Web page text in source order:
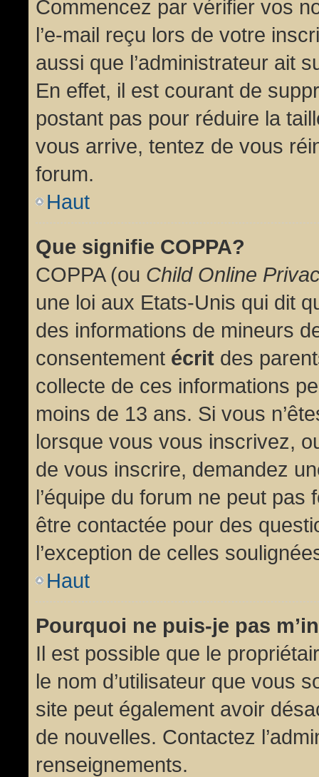
Commencez par vérifier vos
l’e-mail reçu lors de votre
aussi que l’administrateur ait
En effet, il est courant de
postant pas pour réduire la
vous arrive, tentez de vous
forum.
Haut
Que signifie COPPA?
COPPA (ou Child Online
une loi aux Etats-Unis qui dit
des informations de mineurs
consentement écrit des
collecte de ces informations
moins de 13 ans. Si vous
lorsque vous vous inscrivez,
de vous inscrire, demandez
l’équipe du forum ne peut
être contactée pour des
l’exception de celles
Haut
Pourquoi ne puis-je pas
Il est possible que le
le nom d’utilisateur que vous
site peut également avoir
de nouvelles. Contactez
renseignements.